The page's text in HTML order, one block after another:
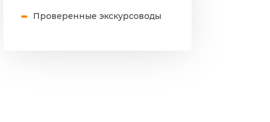
Проверенные экскурсоводы